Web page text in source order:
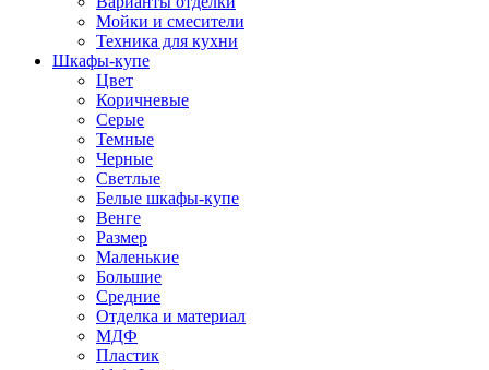
Мойки и смесители
Техника для кухни
Шкафы-купе
Цвет
Коричневые
Серые
Темные
Черные
Светлые
Белые шкафы-купе
Венге
Размер
Маленькие
Большие
Средние
Отделка и материал
МДФ
Пластик